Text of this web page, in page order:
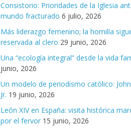
Consistorio: Prioridades de la Iglesia
mundo fracturado 6 julio, 2026
Más liderazgo femenino; la homilía
reservada al clero 29 junio, 2026
Una “ecología integral” desde la vida
junio, 2026
Un modelo de periodismo católico:
Jr. 19 junio, 2026
León XIV en España: visita histórica
por el fervor 15 junio, 2026